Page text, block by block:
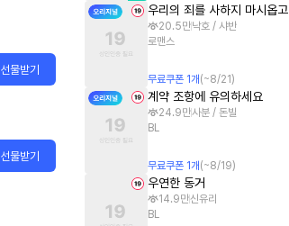
선물받기
우리의 죄를 사하지 마시옵고
20.5만낙호 / 샤반
로맨스
무료쿠폰 1개 (~8/21 )
선물받기
계약 조항에 유의하세요
24.9만사분 / 돈빌
BL
무료쿠폰 1개 (~8/19)
우연한 동거
14.9만신유리
BL